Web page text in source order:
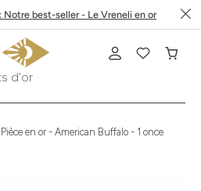
best-seller - Le Vreneli en or
Pièce en or - American Buffalo - 1 once